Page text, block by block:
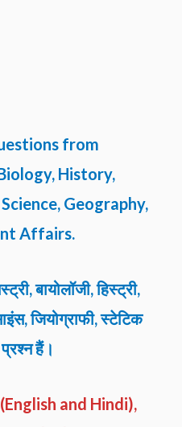
from
History,
Geography,
Affairs.
बायोलॉजी, हिस्ट्री,
जियोग्राफी, स्टेटिक
हैं।
and Hindi),